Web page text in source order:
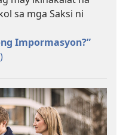
sa mga Saksi ni
Impormasyon?”